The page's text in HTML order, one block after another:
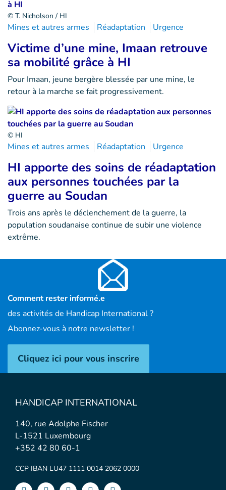
© T. Nicholson / HI
Mines et autres armes Réadaptation Urgence
Victime d’une mine, Imaan retrouve
sa mobilité grâce à HI
Pour Imaan, jeune bergère blessée par une mine, le
retour à la marche se fait progressivement.
© HI
Mines et autres armes Réadaptation Urgence
HI apporte des soins de réadaptation
aux personnes touchées par la
guerre au Soudan
Trois ans après le déclenchement de la guerre, la
population soudanaise continue de subir une violence
extrême.
Comment rester informé.e
des activités de Handicap International ?
Abonnez-vous à notre newsletter !
Cliquez ici pour vous inscrire
HANDICAP INTERNATIONAL
140, rue Adolphe Fischer
L-1521 Luxembourg
+352 42 80 60-1
CCP IBAN LU47 1111 0014 2062 0000